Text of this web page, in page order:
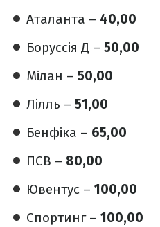
Аталанта – 40,00
Боруссія Д – 50,00
Мілан – 50,00
Лілль – 51,00
Бенфіка – 65,00
ПСВ – 80,00
Ювентус – 100,00
Спортинг – 100,00